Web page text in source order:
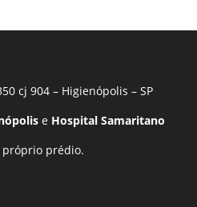
cj 904 – Higienópolis – SP
e Hospital Samaritano
próprio prédio.